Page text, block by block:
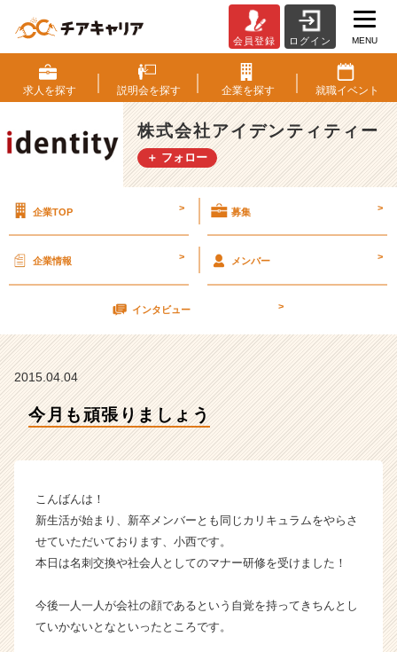
月
も
頑
張
り
ま
【株
社
ア
テ
ー
イ
ラ
イ
|
ベ
会員登録 ログイン MENU
求人を探す 説明会を探す 企業を探す 就職イベント
株式会社アイデンティティー
＋ フォロー
企業TOP > 募集 >
企業情報 > メンバー >
インタビュー >
2015.04.04
今月も頑張りましょう
こんばんは！
新生活が始まり、新卒メンバーとも同じカリキュラムをやらさ
せていただいております、小西です。
本日は名刺交換や社会人としてのマナー研修を受けました！
今後一人一人が会社の顔であるという自覚を持ってきちんとし
ていかないとなといったところです。